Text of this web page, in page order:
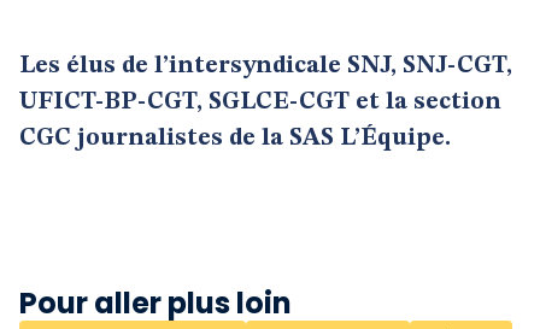
Les élus de l’intersyndicale SNJ, SNJ-CGT,
UFICT-BP-CGT, SGLCE-CGT et la section
CGC journalistes de la SAS L’Équipe.
Pour aller plus loin